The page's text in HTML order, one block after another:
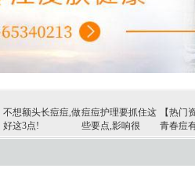
不想额头长痘痘,做
好这3点!
痘痘护理要抓住这
些要点,影响很
【热门
青春痘